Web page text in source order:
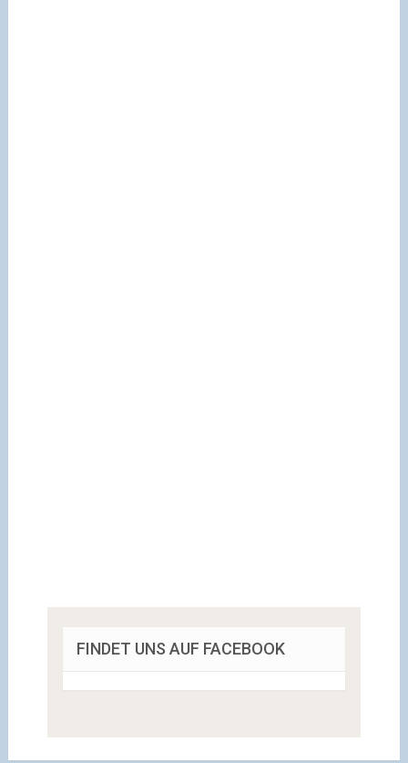
FINDET UNS AUF FACEBOOK